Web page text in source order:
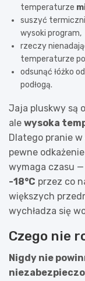
temperaturze
suszyć
wysoki program,
rzeczy
temperaturze
odsunąć łóżko
podłogą.
Jaja pluskwy są
ale wysoka
Dlatego pranie w
pewne
wymaga czasu
-18°C przez co
większych
wychładza się
Czego nie
Nigdy nie